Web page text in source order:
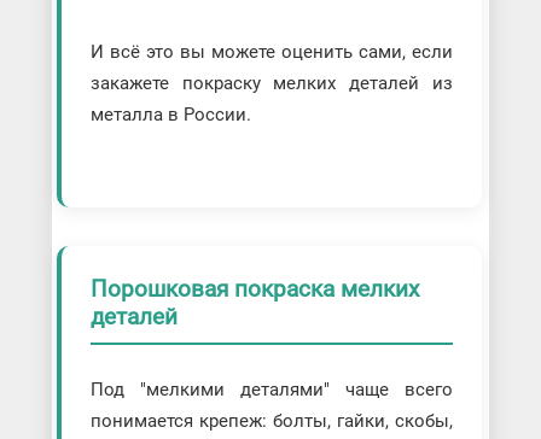
И всё это вы можете оценить сами, если
закажете покраску мелких деталей из
металла в России.
Порошковая покраска мелких
деталей
Под "мелкими деталями" чаще всего
понимается крепеж: болты, гайки, скобы,